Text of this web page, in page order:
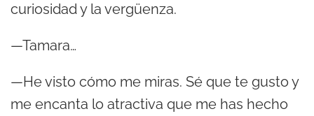
curiosidad y la vergüenza.
—Tamara…
—He visto cómo me miras. Sé que te gusto y
me encanta lo atractiva que me has hecho